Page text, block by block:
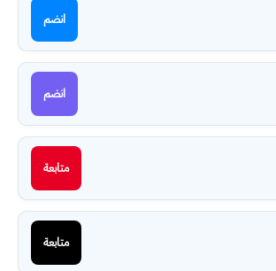
انضم
انضم
متابعة
متابعة